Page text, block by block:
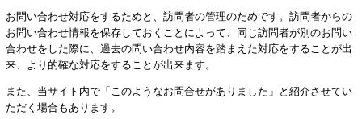
お問い合わせ対応をするためと、訪問者の管理のためです。訪問者からの
お問い合わせ情報を保存しておくことによって、同じ訪問者が別のお問い
合わせをした際に、過去の問い合わせ内容を踏まえた対応をすることが出
来、より的確な対応をすることが出来ます。
また、当サイト内で「このようなお問合せがありました」と紹介させてい
ただく場合もあります。